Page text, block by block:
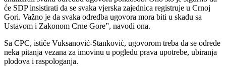
će SDP insistirati da se svaka vjerska zajednica registruje u Crnoj
Gori. Važno je da svaka odredba ugovora mora biti u skadu sa
Ustavom i Zakonom Crne Gore”, navodi ona.
Sa CPC, ističe Vuksanović-Stanković, ugovorom treba da se odrede
neka pitanja vezana za imovinu u pogledu prava upotrebe, ubiranja
plodova i raspologanja.